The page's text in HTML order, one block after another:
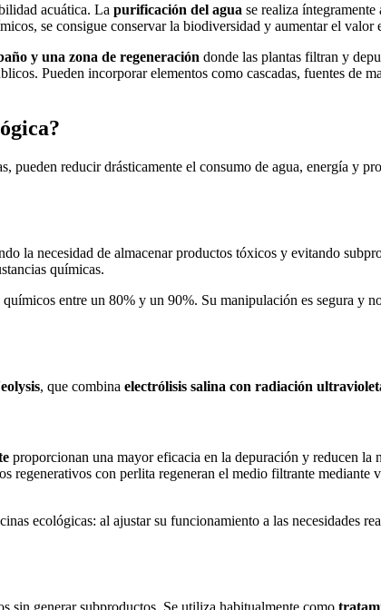
acuática. La purificación del agua se realiza
se consigue conservar la biodiversidad y aumentar el valor
y una zona de regeneración donde las plantas filtran y
Pueden incorporar elementos como cascadas, fuentes de
reducir drásticamente el consumo de agua, energía y
la necesidad de almacenar productos tóxicos y evitando
químicas.
entre un 80% y un 90%. Su manipulación es segura y
, que combina electrólisis salina con radiación
proporcionan una mayor eficacia en la depuración y reducen la
regenerativos con perlita regeneran el medio filtrante
ecológicas: al ajustar su funcionamiento a las necesidades